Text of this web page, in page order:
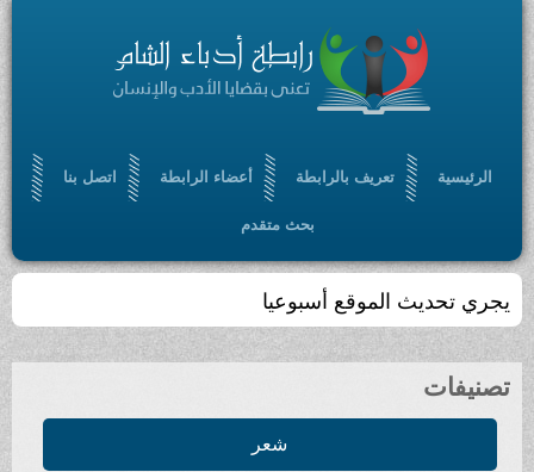
الرئيسية تعريف بالرابطة أعضاء الرابطة اتصل بنا
بحث متقدم
يجري تحديث الموقع أسبوعيا
تصنيفات
شعر